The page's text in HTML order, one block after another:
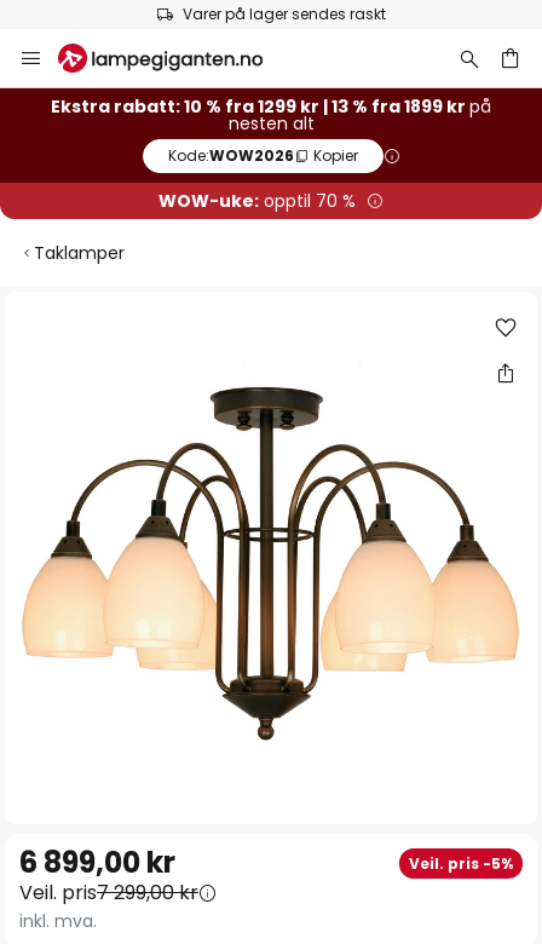
Varer på lager sendes raskt
Hopp
til
innhold
Ekstra rabatt: 10 % fra 1299 kr | 13 % fra 1899 kr på
nesten alt
Kode:WOW2026 Kopier
WOW-uke: opptil 70 %
Taklamper
begynnelsen
av
6 899,00 kr Veil. pris -5%
Veil. pris7 299,00 kr
inkl. mva.